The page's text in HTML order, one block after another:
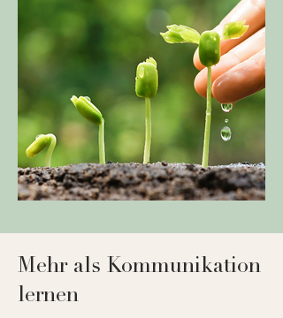
Mehr als Kommunikation
lernen